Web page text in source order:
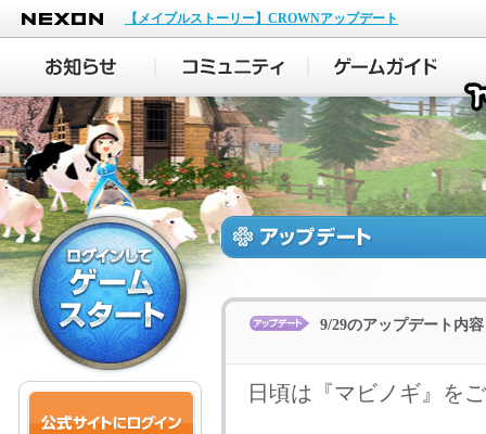
NEXON
【メイプルストーリー】CROWNアップデート
9/29のアップデート内容
日頃は『マビノギ』を